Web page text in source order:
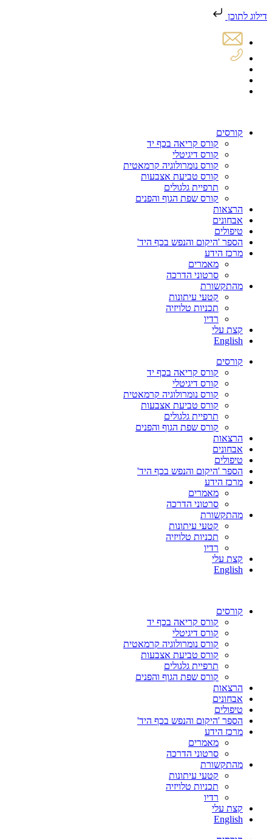
דילוג לתוכן
קורסים
קורס קריאה בכף יד
קורס דיגיטלי
קורס נומרולוגיה קרמאטית
קורס טביעת אצבעות
תרפיית גלגולים
קורס שפת הגוף והפנים
הרצאות
אבחונים
טיפולים
הספר 'היקום והנפש בכף היד'
מרכז הידע
מאמרים
סרטוני הדרכה
מהתקשורת
קטעי עיתונות
תכניות טלויזיה
רדיו
קצת עלי
English
קורסים
קורס קריאה בכף יד
קורס דיגיטלי
קורס נומרולוגיה קרמאטית
קורס טביעת אצבעות
תרפיית גלגולים
קורס שפת הגוף והפנים
הרצאות
אבחונים
טיפולים
הספר 'היקום והנפש בכף היד'
מרכז הידע
מאמרים
סרטוני הדרכה
מהתקשורת
קטעי עיתונות
תכניות טלויזיה
רדיו
קצת עלי
English
קורסים
קורס קריאה בכף יד
קורס דיגיטלי
קורס נומרולוגיה קרמאטית
קורס טביעת אצבעות
תרפיית גלגולים
קורס שפת הגוף והפנים
הרצאות
אבחונים
טיפולים
הספר 'היקום והנפש בכף היד'
מרכז הידע
מאמרים
סרטוני הדרכה
מהתקשורת
קטעי עיתונות
תכניות טלויזיה
רדיו
קצת עלי
English